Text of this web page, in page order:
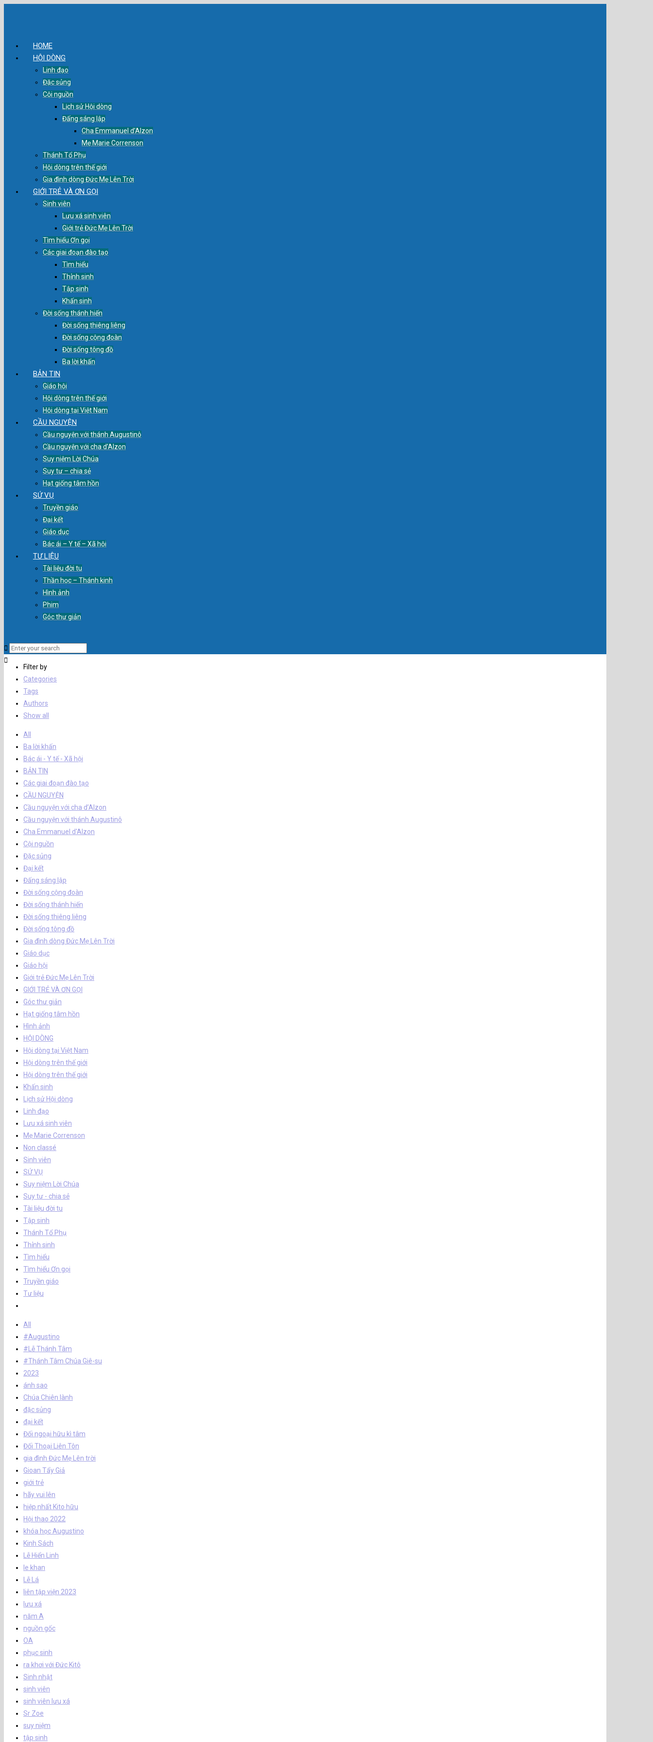
HOME
HỘI DÒNG
Linh đạo
Đặc sủng
Cội nguồn
Lịch sử Hội dòng
Đấng sáng lập
Cha Emmanuel d’Alzon
Mẹ Marie Correnson
Thánh Tổ Phụ
Hội dòng trên thế giới
Gia đình dòng Đức Mẹ Lên Trời
GIỚI TRẺ VÀ ƠN GỌI
Sinh viên
Lưu xá sinh viên
Giới trẻ Đức Mẹ Lên Trời
Tìm hiểu Ơn gọi
Các giai đoạn đào tạo
Tìm hiểu
Thỉnh sinh
Tập sinh
Khấn sinh
Đời sống thánh hiến
Đời sống thiêng liêng
Đời sống cộng đoàn
Đời sống tông đồ
Ba lời khấn
BẢN TIN
Giáo hội
Hội dòng trên thế giới
Hội dòng tại Việt Nam
CẦU NGUYỆN
Cầu nguyện với thánh Augustinô
Cầu nguyện với cha d’Alzon
Suy niệm Lời Chúa
Suy tư – chia sẻ
Hạt giống tâm hồn
SỨ VỤ
Truyền giáo
Đại kết
Giáo dục
Bác ái – Y tế – Xã hội
TƯ LIỆU
Tài liệu đời tu
Thần học – Thánh kinh
Hình ảnh
Phim
Góc thư giản
Filter by
Categories
Tags
Authors
Show all
All
Ba lời khấn
Bác ái - Y tế - Xã hội
BẢN TIN
Các giai đoạn đào tạo
CẦU NGUYỆN
Cầu nguyện với cha d’Alzon
Cầu nguyện với thánh Augustinô
Cha Emmanuel d'Alzon
Cội nguồn
Đặc sủng
Đại kết
Đấng sáng lập
Đời sống cộng đoàn
Đời sống thánh hiến
Đời sống thiêng liêng
Đời sống tông đồ
Gia đình dòng Đức Mẹ Lên Trời
Giáo dục
Giáo hội
Giới trẻ Đức Mẹ Lên Trời
GIỚI TRẺ VÀ ƠN GỌI
Góc thư giản
Hạt giống tâm hồn
Hình ảnh
HỘI DÒNG
Hội dòng tại Việt Nam
Hội dòng trên thế giới
Hội dòng trên thế giới
Khấn sinh
Lịch sử Hội dòng
Linh đạo
Lưu xá sinh viên
Mẹ Marie Correnson
Non classé
Sinh viên
SỨ VỤ
Suy niệm Lời Chúa
Suy tư - chia sẻ
Tài liệu đời tu
Tập sinh
Thánh Tổ Phụ
Thỉnh sinh
Tìm hiểu
Tìm hiểu Ơn gọi
Truyền giáo
Tư liệu
All
#Augustino
#Lễ Thánh Tâm
#Thánh Tâm Chúa Giê-su
2023
ánh sao
Chúa Chiên lành
đặc sủng
đại kết
Đối ngoại hữu kì tâm
Đối Thoại Liên Tôn
gia đình Đức Mẹ Lên trời
Gioan Tẩy Giả
giới trẻ
hãy vui lên
hiệp nhất Kito hữu
Hội thao 2022
khóa học Augustino
Kinh Sách
Lễ Hiển Linh
le khan
Lễ Lá
liên tập viện 2023
lưu xá
năm A
nguồn gốc
OA
phục sinh
ra khơi với Đức Kitô
Sinh nhật
sinh viên
sinh viên lưu xá
Sr Zoe
suy niệm
tập sinh